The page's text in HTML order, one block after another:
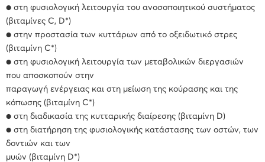
● στη φυσιολογική λειτουργία του ανοσοποιητικού συστήματος
(βιταμίνες C, D*)
● στην προστασία των κυττάρων από το οξειδωτικό στρες
(βιταμίνη C*)
● στη φυσιολογική λειτουργία των μεταβολικών διεργασιών
που αποσκοπούν στην
παραγωγή ενέργειας και στη μείωση της κούρασης και της
κόπωσης (βιταμίνη C*)
● στη διαδικασία της κυτταρικής διαίρεσης (βιταμίνη D)
● στη διατήρηση της φυσιολογικής κατάστασης των οστών, των
δοντιών και των
μυών (βιταμίνη D*)